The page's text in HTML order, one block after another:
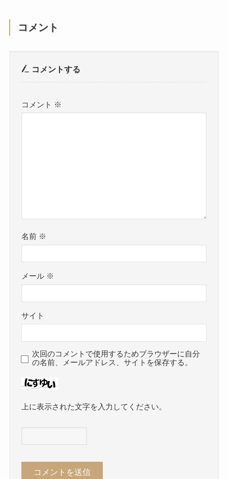
コメント
コメントする
コメント ※
名前 ※
メール ※
サイト
次回のコメントで使用するためブラウザーに自分
の名前、メールアドレス、サイトを保存する。
上に表示された文字を入力してください。